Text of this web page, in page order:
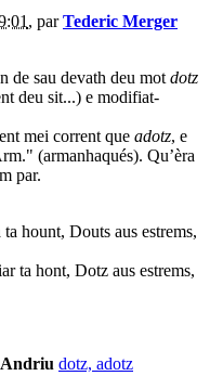
, parTederic Merger
de sau devath deu mot dotz
deu sit...) e modifiat-
mei corrent que adotz, e
(armanhaqués). Qu’èra
par.
hount, Douts aus estrems,
ta hont, Dotz aus estrems,
Andriu dotz, adotz